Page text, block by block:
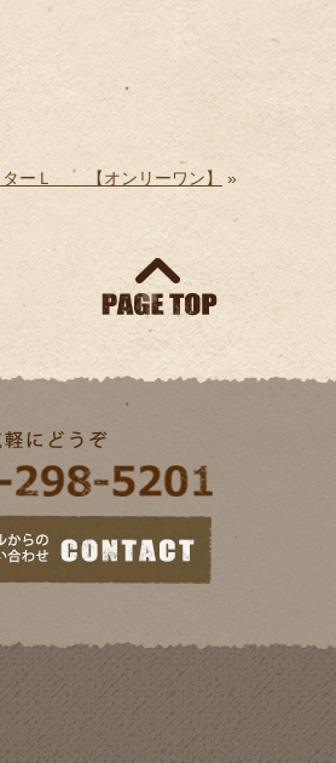
ーＬ 【オンリーワン】 »